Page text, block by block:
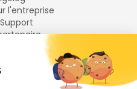
l'entreprise